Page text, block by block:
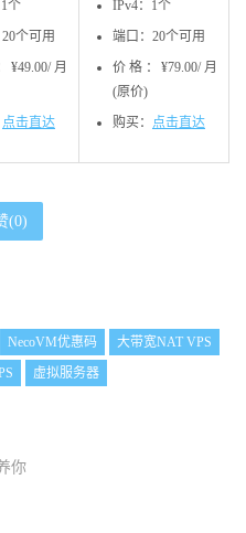
个
个可用
¥49.00/月
点击直达
IPv4：1个
端口：20个可用
价格：¥79.00/月
(原价)
购买： 点击直达
(0)
NecoVM优惠码
大带宽NAT VPS
虚拟服务器
你